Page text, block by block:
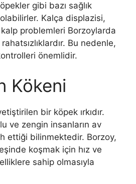
gibi bazı sağlık
Kalça displazisi,
kalp problemleri Borzoylarda
Bu nedenle,
önemlidir.
Kökeni
bir köpek ırkıdır.
ve zengin insanların av
ettiği bilinmektedir. Borzoy,
koşmak için hız ve
sahip olmasıyla